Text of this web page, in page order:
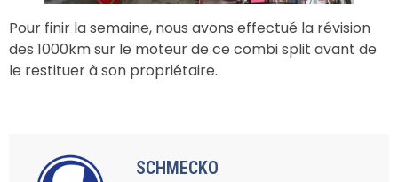
Pour finir la semaine, nous avons effectué la révision
des 1000km sur le moteur de ce combi split avant de
le restituer à son propriétaire.
SCHMECKO